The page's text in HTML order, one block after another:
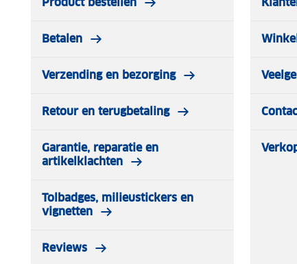
en op de aanwezigheid van schadelijke of
Betalen
Verzending en bezorging
Retour en terugbetaling
Garantie, reparatie en
artikelklachten
Tolbadges, milieustickers en
vignetten
Reviews